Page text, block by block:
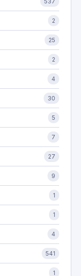
2
25
2
4
30
5
7
27
9
1
1
4
541
1